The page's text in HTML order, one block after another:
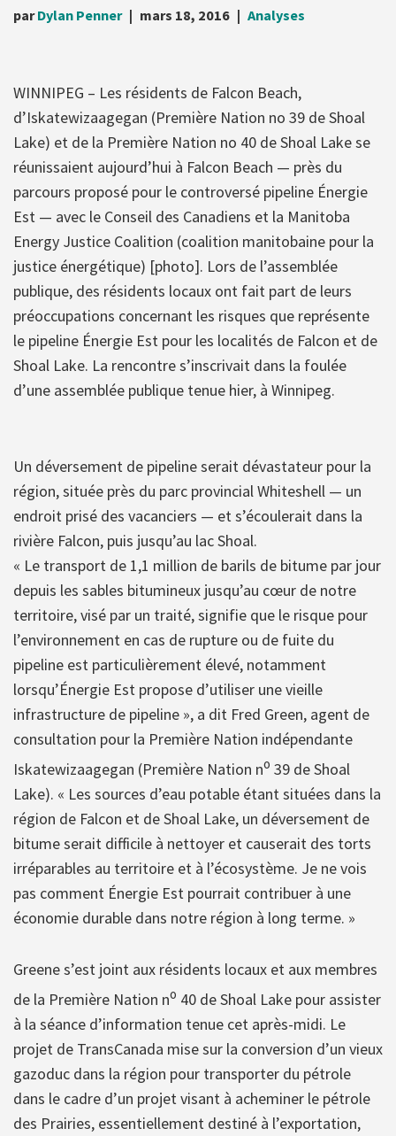
parDylan Penner mars 18, 2016 Analyses
WINNIPEG – Les résidents de Falcon Beach,
d’Iskatewizaagegan (Première Nation no 39 de Shoal
Lake) et de la Première Nation no 40 de Shoal Lake se
réunissaient aujourd’hui à Falcon Beach — près du
parcours proposé pour le controversé pipeline Énergie
Est — avec le Conseil des Canadiens et la Manitoba
Energy Justice Coalition (coalition manitobaine pour la
justice énergétique) [photo]. Lors de l’assemblée
publique, des résidents locaux ont fait part de leurs
préoccupations concernant les risques que représente
le pipeline Énergie Est pour les localités de Falcon et de
Shoal Lake. La rencontre s’inscrivait dans la foulée
d’une assemblée publique tenue hier, à Winnipeg.
Un déversement de pipeline serait dévastateur pour la
région, située près du parc provincial Whiteshell — un
endroit prisé des vacanciers — et s’écoulerait dans la
rivière Falcon, puis jusqu’au lac Shoal.
« Le transport de 1,1 million de barils de bitume par jour
depuis les sables bitumineux jusqu’au cœur de notre
territoire, visé par un traité, signifie que le risque pour
l’environnement en cas de rupture ou de fuite du
pipeline est particulièrement élevé, notamment
lorsqu’Énergie Est propose d’utiliser une vieille
infrastructure de pipeline », a dit Fred Green, agent de
consultation pour la Première Nation indépendante
Iskatewizaagegan (Première Nation no 39 de Shoal
Lake). « Les sources d’eau potable étant situées dans la
région de Falcon et de Shoal Lake, un déversement de
bitume serait difficile à nettoyer et causerait des torts
irréparables au territoire et à l’écosystème. Je ne vois
pas comment Énergie Est pourrait contribuer à une
économie durable dans notre région à long terme. »
Greene s’est joint aux résidents locaux et aux membres
de la Première Nation no 40 de Shoal Lake pour assister
à la séance d’information tenue cet après-midi. Le
projet de TransCanada mise sur la conversion d’un vieux
gazoduc dans la région pour transporter du pétrole
dans le cadre d’un projet visant à acheminer le pétrole
des Prairies, essentiellement destiné à l’exportation,